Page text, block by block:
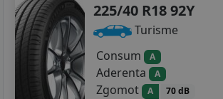
225/40 R18 92Y
Turisme
Consum
A
Aderenta A
Zgomot A 70 dB